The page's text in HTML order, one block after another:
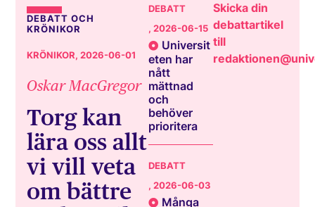
DEBATT OCH
KRÖNIKOR
KRÖNIKOR, 2026-06-01
Oskar MacGregor
Torg kan
lära oss allt
vi vill veta
om bättre
DEBATT
, 2026-06-15
Universit
eten har
nått
mättnad
och
behöver
prioritera
DEBATT
, 2026-06-03
Många
Skicka din
debattartikel
till